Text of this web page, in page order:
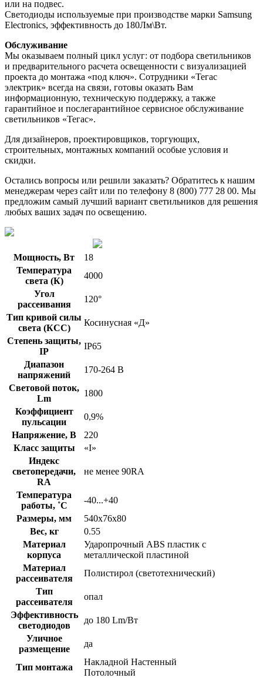
или на подвес.
Светодиоды используемые при производстве марки Samsung
Electronics, эффективность до 180Лм\Вт.
Обслуживание
Мы оказываем полный цикл услуг: от подбора светильников
и предварительного расчета освещенности с визуализацией
проекта до монтажа «под ключ». Сотрудники «Тегас
электрик» всегда на связи, готовы оказать Вам
информационную, техническую поддержку, а также
гарантийное и послегарантийное сервисное обслуживание
светильников «Тегас».
Для дизайнеров, проектировщиков, торгующих,
строительных, монтажных компаний особые условия и
скидки.
Остались вопросы или решили заказать? Обратитесь к нашим
менеджерам через сайт или по телефону 8 (800) 777 28 00. Мы
предложим самый лучший вариант светильников для решения
любых ваших задач по освещению.
Мощность, Вт
18
Температура
света (К)
4000
Угол
рассеивания
120°
Тип кривой силы
света (КСС)
Косинусная «Д»
Степень защиты,
IP
IP65
Диапазон
напряжений
170-264 В
Световой поток,
Lm
1800
Коэффициент
пульсации
0,9%
Напряжение, В
220
Класс защиты
«I»
Индекс
светопередачи,
RA
не менее 90RA
Температура
работы, ˚С
-40...+40
Размеры, мм
540х76х80
Вес, кг
0.55
Материал
корпуса
Ударопрочный ABS пластик с
металлической пластиной
Материал
рассеивателя
Полистирол (светотехнический)
Тип
рассеивателя
опал
Эффективность
светодиодов
до 180 Lm/Вт
Уличное
размещение
да
Тип монтажа
Накладной Настенный
Потолочный